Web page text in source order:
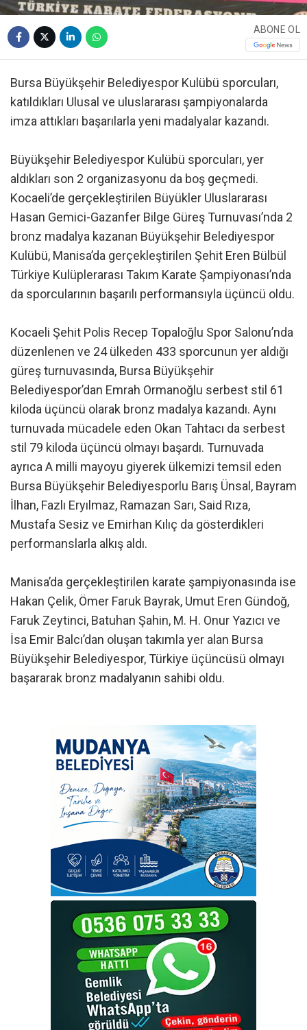
ABONE OL
Bursa Büyükşehir Belediyespor Kulübü sporcuları,
katıldıkları Ulusal ve uluslararası şampiyonalarda
imza attıkları başarılarla yeni madalyalar kazandı.
Büyükşehir Belediyespor Kulübü sporcuları, yer
aldıkları son 2 organizasyonu da boş geçmedi.
Kocaeli’de gerçekleştirilen Büyükler Uluslararası
Hasan Gemici-Gazanfer Bilge Güreş Turnuvası’nda 2
bronz madalya kazanan Büyükşehir Belediyespor
Kulübü, Manisa’da gerçekleştirilen Şehit Eren Bülbül
Türkiye Kulüplerarası Takım Karate Şampiyonası’nda
da sporcularının başarılı performansıyla üçüncü oldu.
Kocaeli Şehit Polis Recep Topaloğlu Spor Salonu’nda
düzenlenen ve 24 ülkeden 433 sporcunun yer aldığı
güreş turnuvasında, Bursa Büyükşehir
Belediyespor’dan Emrah Ormanoğlu serbest stil 61
kiloda üçüncü olarak bronz madalya kazandı. Aynı
turnuvada mücadele eden Okan Tahtacı da serbest
stil 79 kiloda üçüncü olmayı başardı. Turnuvada
ayrıca A milli mayoyu giyerek ülkemizi temsil eden
Bursa Büyükşehir Belediyesporlu Barış Ünsal, Bayram
İlhan, Fazlı Eryılmaz, Ramazan Sarı, Said Rıza,
Mustafa Sesiz ve Emirhan Kılıç da gösterdikleri
performanslarla alkış aldı.
Manisa’da gerçekleştirilen karate şampiyonasında ise
Hakan Çelik, Ömer Faruk Bayrak, Umut Eren Gündoğ,
Faruk Zeytinci, Batuhan Şahin, M. H. Onur Yazıcı ve
İsa Emir Balcı’dan oluşan takımla yer alan Bursa
Büyükşehir Belediyespor, Türkiye üçüncüsü olmayı
başararak bronz madalyanın sahibi oldu.